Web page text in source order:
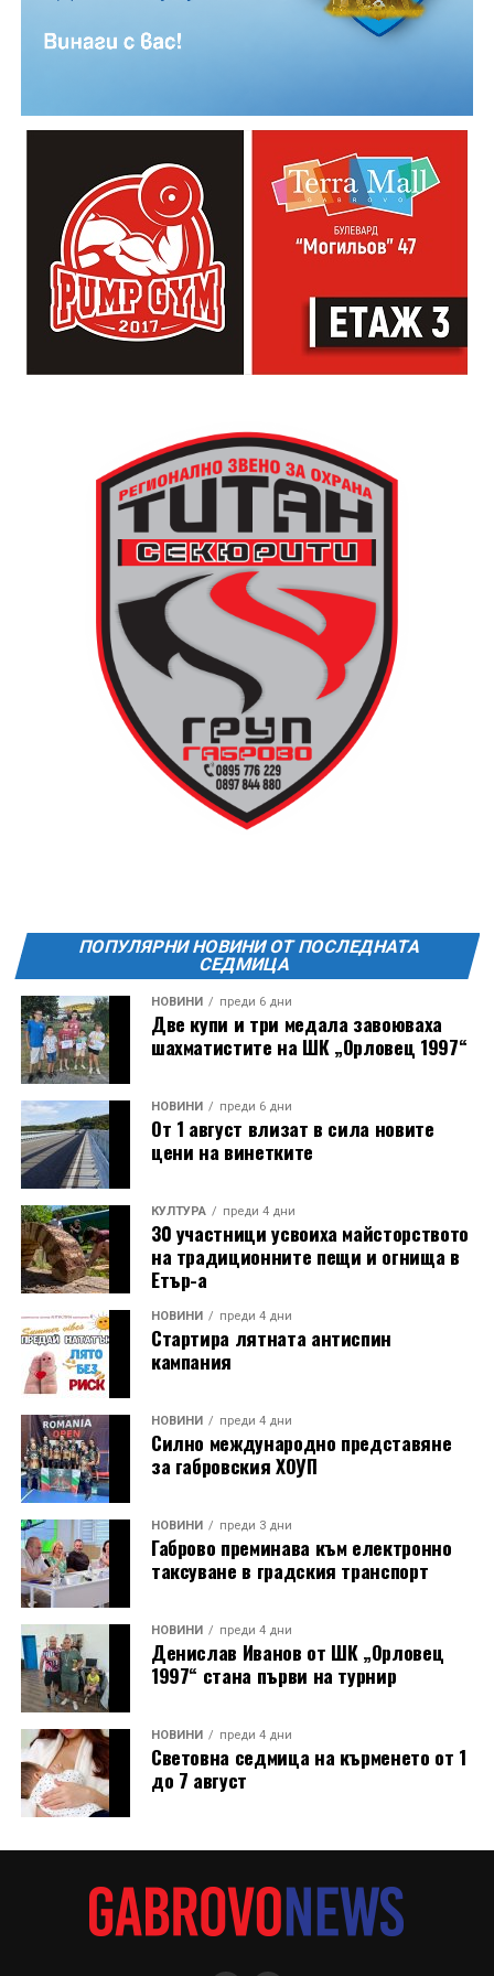
13 АВГУСТ (четвъртък)
19:00ч Групова тренировка с Йоанна Петрова от
20:00ч. Куиз вечер за обща култура
21:30ч. Прожекция на филма “Брънч за начинаещи”
Ще бъде хубаво – не някога и някъде, а тук и сега!
които свират на китара, да се включат – независимо
от професионалното им ниво. Събитието е различно
– то не е концерт, а споделено преживяване, в което
всеки участва по свой начин. Няма сцена или
официална програма, няма предварително обявени
изпълнители и разделение между публика и
артисти. Всеки е добре дошъл да пее, свири или
просто да преживее звездопад, изпълнен с музика,
падащи звезди и желания.
транспорт до местността Градище. Електрическият
автобус ще тръгне в 19:30 ч. от пл. „Възраждане“, а
обратно към града в 00:00 ч. – от паркинга до
поляната. Вземете със себе си връхна дреха и одеяло
или шалте! За повече информация тел. 0887907075.
ПОПУЛЯРНИ НОВИНИ ОТ ПОСЛЕДНАТА
СЕДМИЦА
НОВИНИ преди 6 дни
Две купи и три медала завоюваха
шахматистите на ШК „Орловец 1997“
НОВИНИ преди 6 дни
От 1 август влизат в сила новите
цени на винетките
КУЛТУРА преди 4 дни
30 участници усвоиха майсторството
на традиционните пещи и огнища в
Етър-а
НОВИНИ преди 4 дни
Стартира лятната антиспин
кампания
НОВИНИ преди 4 дни
Силно международно представяне
за габровския ХОУП
НОВИНИ преди 3 дни
Габрово преминава към електронно
таксуване в градския транспорт
НОВИНИ преди 4 дни
Денислав Иванов от ШК „Орловец
1997“ стана първи на турнир
НОВИНИ преди 4 дни
Световна седмица на кърменето от 1
до 7 август